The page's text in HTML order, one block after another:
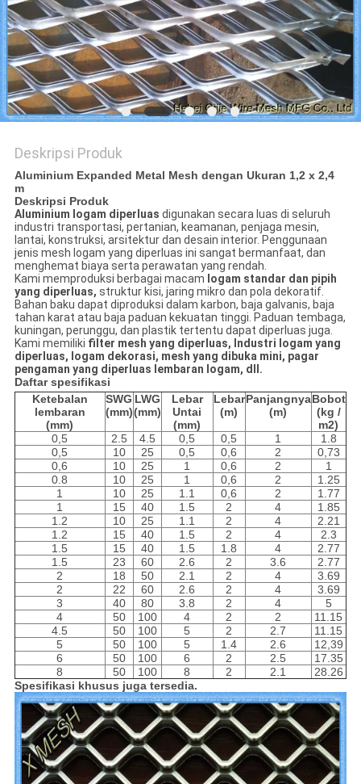
Deskripsi Produk
Aluminium Expanded Metal Mesh dengan Ukuran 1,2 x 2,4
m
Deskripsi Produk
Aluminium logam diperluas digunakan secara luas di seluruh
industri transportasi, pertanian, keamanan, penjaga mesin,
lantai, konstruksi, arsitektur dan desain interior. Penggunaan
jenis mesh logam yang diperluas ini sangat bermanfaat, dan
menghemat biaya serta perawatan yang rendah.
Kami memproduksi berbagai macam logam standar dan pipih
yang diperluas, struktur kisi, jaring mikro dan pola dekoratif.
Bahan baku dapat diproduksi dalam karbon, baja galvanis, baja
tahan karat atau baja paduan kekuatan tinggi. Paduan tembaga,
kuningan, perunggu, dan plastik tertentu dapat diperluas juga.
Kami memiliki filter mesh yang diperluas, Industri logam yang
diperluas, logam dekorasi, mesh yang dibuka mini, pagar
pengaman yang diperluas lembaran logam, dll.
Daftar spesifikasi
Ketebalan
lembaran
(mm)
SWG
(mm)
LWG
(mm)
Lebar
Untai
(mm)
Lebar
(m)
Panjangnya
(m)
Bobot
(kg /
m2)
0,5
2.5 4.5 0,5 0,5 1
1.8
0,5
10 25 0,5 0,6 2
0,73
0,6
10 25 1 0,6 2
1
0.8
10 25 1 0,6 2
1.25
1
10 25 1.1 0,6 2
1.77
1
15 40 1.5 2 4
1.85
1.2
10 25 1.1 2 4
2.21
1.2
15 40 1.5 2 4
2.3
1.5
15 40 1.5 1.8 4
2.77
1.5
23 60 2.6 2 3.6
2.77
2
18 50 2.1 2 4
3.69
2
22 60 2.6 2 4
3.69
3
40 80 3.8 2 4
5
4
50 100 4 2 2
11.15
4.5
50 100 5 2 2.7
11.15
5
50 100 5 1.4 2.6
12,39
6
50 100 6 2 2.5
17.35
8
50 100 8 2 2.1
28.26
Spesifikasi khusus juga tersedia.